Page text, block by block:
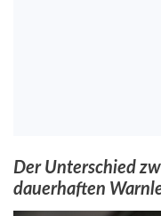
Der Unterschied
dauerhaften